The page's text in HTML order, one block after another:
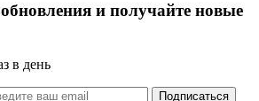
и получайте новые
в день